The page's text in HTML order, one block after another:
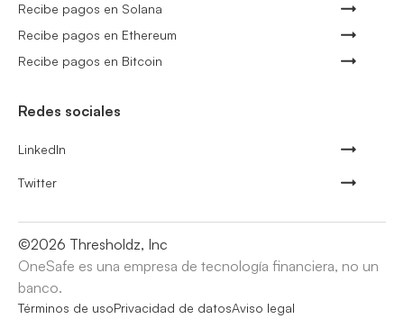
Recibe pagos en Solana
Recibe pagos en Ethereum
Recibe pagos en Bitcoin
Redes sociales
LinkedIn
Twitter
©2026 Thresholdz, Inc
OneSafe es una empresa de tecnología financiera, no un
banco.
Términos de usoPrivacidad de datosAviso legal